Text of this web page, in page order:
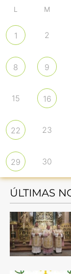
L M
1 2
8 9
15 16
22 23
29 30
ÚLTIMAS